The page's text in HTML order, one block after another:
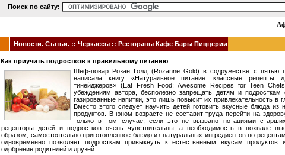
Поиск по сайту:
Новости. Статьи. :: Черкассы :: Рестораны Кафе Бары Пиццерии
Как приучить подростков к правильному питанию
Шеф-повар Розан Голд (Rozanne Gold) в содружестве с пятью
написала книгу «Натуральное питание: классные рецепты
тинейджеров» (Eat Fresh Food: Awesome Recipes for Teen
убеждениям автора, бесполезно запрещать детям и
газированные напитки, это лишь повысит их привлекательность в
Вместо этого следует научить детей готовить вкусные блюда из
продуктов. В юном возрасте не составит труда перейти на
только в том случае, если это не вызвано нотациями
рецепторы детей и подростков очень чувствительны, а необходимость в похвале
образом, самостоятельно приготовленное блюдо из натуральных ингредиентов по
одновременно позволяет подросткам привыкнуть к естественным вкусам продуктов
одобрение родителей и друзей.